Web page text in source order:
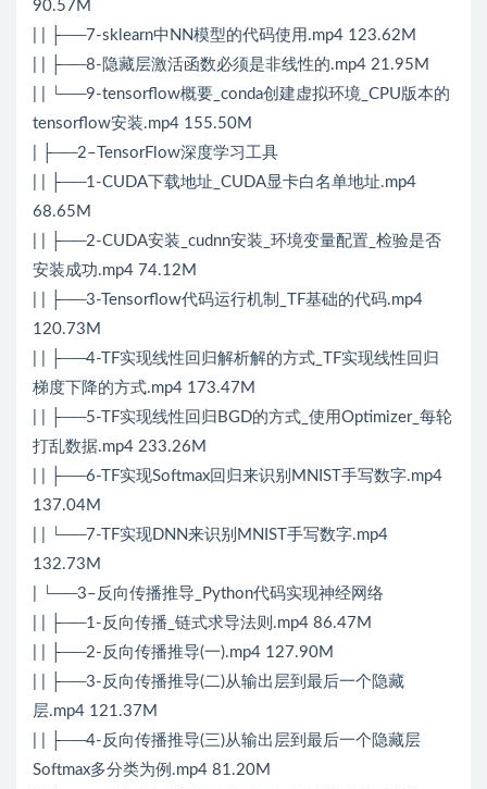
90.57M
| | ├──7-sklearn中NN模型的代码使用.mp4 123.62M
| | ├──8-隐藏层激活函数必须是非线性的.mp4 21.95M
| | └──9-tensorflow概要_conda创建虚拟环境_CPU版本的
tensorflow安装.mp4 155.50M
| ├──2–TensorFlow深度学习工具
| | ├──1-CUDA下载地址_CUDA显卡白名单地址.mp4
68.65M
| | ├──2-CUDA安装_cudnn安装_环境变量配置_检验是否
安装成功.mp4 74.12M
| | ├──3-Tensorflow代码运行机制_TF基础的代码.mp4
120.73M
| | ├──4-TF实现线性回归解析解的方式_TF实现线性回归
梯度下降的方式.mp4 173.47M
| | ├──5-TF实现线性回归BGD的方式_使用Optimizer_每轮
打乱数据.mp4 233.26M
| | ├──6-TF实现Softmax回归来识别MNIST手写数字.mp4
137.04M
| | └──7-TF实现DNN来识别MNIST手写数字.mp4
132.73M
| └──3–反向传播推导_Python代码实现神经网络
| | ├──1-反向传播_链式求导法则.mp4 86.47M
| | ├──2-反向传播推导(一).mp4 127.90M
| | ├──3-反向传播推导(二)从输出层到最后一个隐藏
层.mp4 121.37M
| | ├──4-反向传播推导(三)从输出层到最后一个隐藏层
Softmax多分类为例.mp4 81.20M